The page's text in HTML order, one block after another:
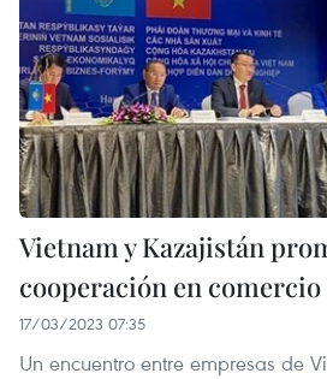
Vietnam y Kazajistán
cooperación en
17/03/2023 07:35
Un encuentro entre empresas de